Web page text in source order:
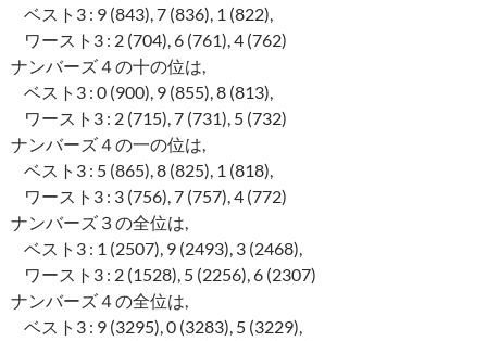
ベスト3 : 9 (843), 7 (836), 1 (822),
ワースト3 : 2 (704), 6 (761), 4 (762)
ナンバーズ４の十の位は,
ベスト3 : 0 (900), 9 (855), 8 (813),
ワースト3 : 2 (715), 7 (731), 5 (732)
ナンバーズ４の一の位は,
ベスト3 : 5 (865), 8 (825), 1 (818),
ワースト3 : 3 (756), 7 (757), 4 (772)
ナンバーズ３の全位は,
ベスト3 : 1 (2507), 9 (2493), 3 (2468),
ワースト3 : 2 (1528), 5 (2256), 6 (2307)
ナンバーズ４の全位は,
ベスト3 : 9 (3295), 0 (3283), 5 (3229),